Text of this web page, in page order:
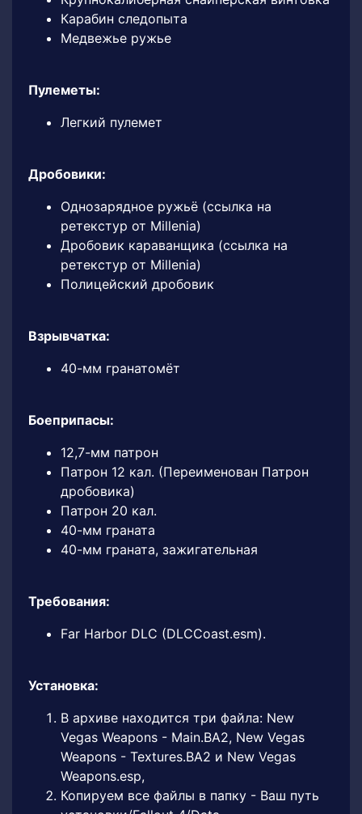
Карабин следопыта
Медвежье ружье
Пулеметы:
Легкий пулемет
Дробовики:
Однозарядное ружьё (ссылка на
ретекстур от Millenia)
Дробовик караванщика (ссылка на
ретекстур от Millenia)
Полицейский дробовик
Взрывчатка:
40-мм гранатомёт
Боеприпасы:
12,7-мм патрон
Патрон 12 кал. (Переименован Патрон
дробовика)
Патрон 20 кал.
40-мм граната
40-мм граната, зажигательная
Требования:
Far Harbor DLC (DLCCoast.esm).
Установка:
В архиве находится три файла: New
Vegas Weapons - Main.BA2, New Vegas
Weapons - Textures.BA2 и New Vegas
Weapons.esp,
Копируем все файлы в папку - Ваш путь